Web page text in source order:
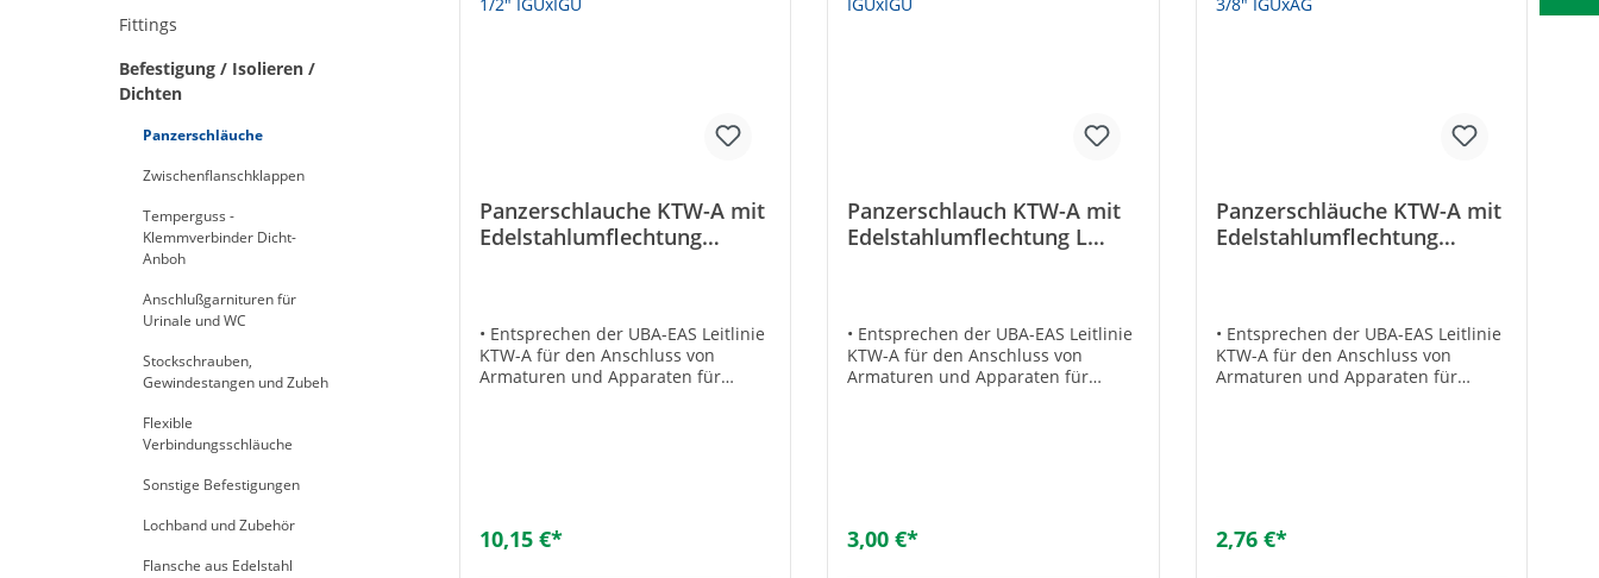
Fittings
Befestigung / Isolieren /
Dichten
Panzerschläuche
Zwischenflanschklappen
Temperguss -
Klemmverbinder Dicht-
Anboh
Anschlußgarnituren für
Urinale und WC
Stockschrauben,
Gewindestangen und Zubeh
Flexible
Verbindungsschläuche
Sonstige Befestigungen
Lochband und Zubehör
Flansche aus Edelstahl
Panzerschlauche KTW-A mit
Edelstahlumflechtung
• Entsprechen der UBA-EAS Leitlinie
KTW-A für den Anschluss von
Armaturen und Apparaten für
auf Glykolbasis in handelsüblicher
Dosierung bis 50%• Betriebsdruck:
10,15 €*
Panzerschlauch KTW-A mit
Edelstahlumflechtung L
• Entsprechen der UBA-EAS Leitlinie
KTW-A für den Anschluss von
Armaturen und Apparaten für
auf Glykolbasis in handelsüblicher
Dosierung bis 50%• Betriebsdruck:
3,00 €*
Panzerschläuche KTW-A mit
Edelstahlumflechtung
• Entsprechen der UBA-EAS Leitlinie
KTW-A für den Anschluss von
Armaturen und Apparaten für
auf Glykolbasis in handelsüblicher
Dosierung bis 50%• Betriebsdruck:
2,76 €*